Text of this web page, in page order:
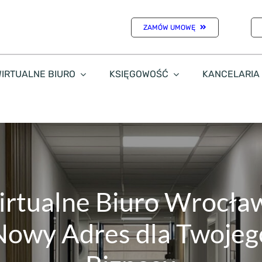
ZAMÓW UMOWĘ
BIURO KSIĘGOWOŚĆ KANCELARIA
Biuro
Adres dla